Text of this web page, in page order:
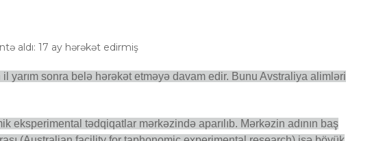
yarım sonra belə hərəkət etməyə davam edir. Bunu Avstraliya alimləri
eksperimental tədqiqatlar mərkəzində aparılıb. Mərkəzin adının baş